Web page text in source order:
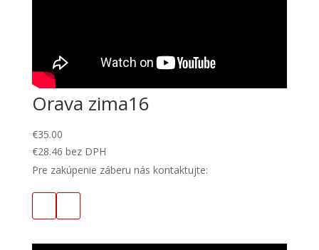
Orava zima16
€35.00
€28.46 bez DPH
Pre zakúpenie záberu nás kontaktujte: